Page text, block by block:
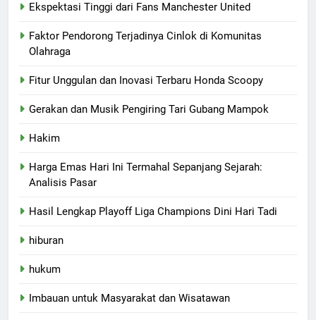
Ekspektasi Tinggi dari Fans Manchester United
Faktor Pendorong Terjadinya Cinlok di Komunitas
Olahraga
Fitur Unggulan dan Inovasi Terbaru Honda Scoopy
Gerakan dan Musik Pengiring Tari Gubang Mampok
Hakim
Harga Emas Hari Ini Termahal Sepanjang Sejarah:
Analisis Pasar
Hasil Lengkap Playoff Liga Champions Dini Hari Tadi
hiburan
hukum
Imbauan untuk Masyarakat dan Wisatawan